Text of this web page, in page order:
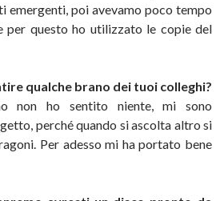
emergenti, poi avevamo poco tempo
per questo ho utilizzato le copie del
qualche brano dei tuoi colleghi?
non ho sentito niente, mi sono
perché quando si ascolta altro si
Per adesso mi ha portato bene